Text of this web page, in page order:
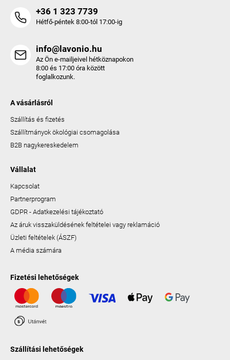
+36 1 323 7739
Hétfő-péntek 8:00-tól 17:00-ig
info@lavonio.hu
Az Ön e-mailjeivel hétköznapokon
8:00 és 17:00 óra között
foglalkozunk.
A vásárlásról
Szállítás és fizetés
Szállítmányok ökológiai csomagolása
B2B nagykereskedelem
Vállalat
Kapcsolat
Partnerprogram
GDPR - Adatkezelési tájékoztató
Az áruk visszaküldésének feltételei vagy reklamáció
Üzleti feltételek (ÁSZF)
A média számára
Fizetési lehetőségek
Szállítási lehetőségek